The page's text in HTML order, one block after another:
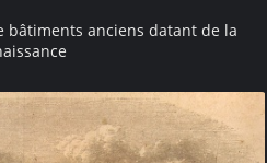
bâtiments anciens datant de la